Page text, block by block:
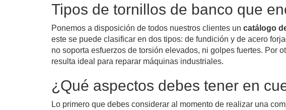
Tipos de tornillos de banco que
Ponemos a disposición de todos nuestros clientes un catálogo
este se puede clasificar en dos tipos: de fundición y de acero
no soporta esfuerzos de torsión elevados, ni golpes fuertes. Por
resulta ideal para reparar máquinas industriales.
¿Qué aspectos debes tener en
Lo primero que debes considerar al momento de realizar una